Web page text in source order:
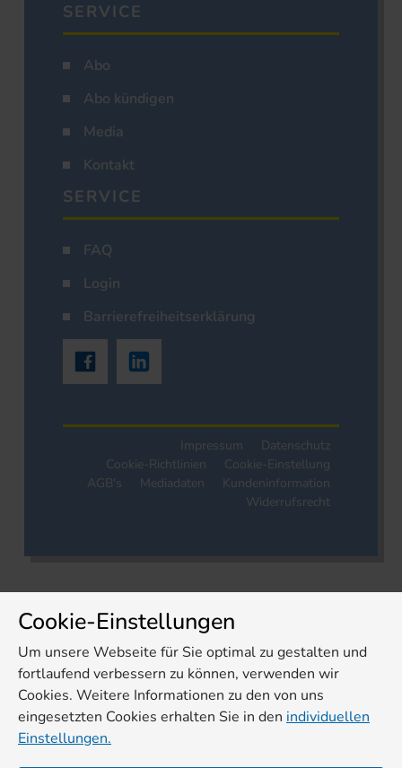
SERVICE
Abo
Abo kündigen
Media
Kontakt
SERVICE
FAQ
Login
Barrierefreiheitserklärung
Impressum
Datenschutz
Cookie-Richtlinien
Cookie-Einstellung
AGB's
Mediadaten
Kundeninformation
Widerrufsrecht
Cookie-Einstellungen
Um unsere Webseite für Sie optimal zu gestalten und
fortlaufend verbessern zu können, verwenden wir
Cookies. Weitere Informationen zu den von uns
eingesetzten Cookies erhalten Sie in den individuellen
Einstellungen.